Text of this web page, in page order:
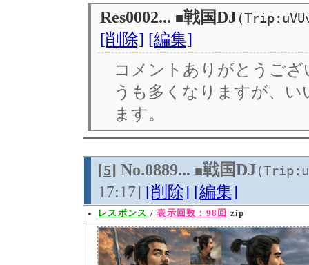
Res0002... ■戦国DJ
[削除] [編集]
コメントありがとうご
うも多くなりますが、
ます。
[5] No.0889... ■戦国DJ
17:17] [削除] [編集]
レスポンス /表示回数：98回 zip